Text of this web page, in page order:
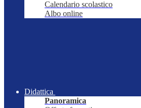
Calendario scolastico
Albo online
Didattica
Panoramica